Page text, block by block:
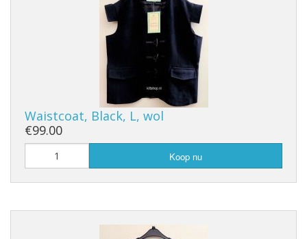
Waistcoat, Black, L, wol
€99.00
Koop nu